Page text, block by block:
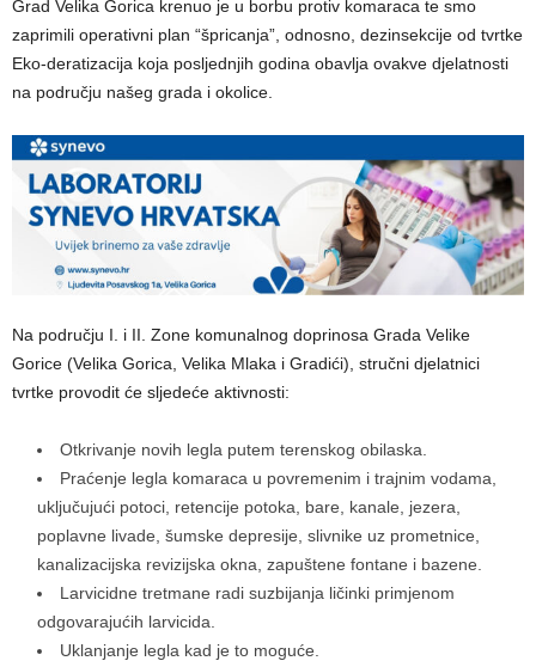
Grad Velika Gorica krenuo je u borbu protiv komaraca te smo
zaprimili operativni plan “špricanja”, odnosno, dezinsekcije od tvrtke
Eko-deratizacija koja posljednjih godina obavlja ovakve djelatnosti
na području našeg grada i okolice.
Na području I. i II. Zone komunalnog doprinosa Grada Velike
Gorice (Velika Gorica, Velika Mlaka i Gradići), stručni djelatnici
tvrtke provodit će sljedeće aktivnosti:
Otkrivanje novih legla putem terenskog obilaska.
Praćenje legla komaraca u povremenim i trajnim vodama,
uključujući potoci, retencije potoka, bare, kanale, jezera,
poplavne livade, šumske depresije, slivnike uz prometnice,
kanalizacijska revizijska okna, zapuštene fontane i bazene.
Larvicidne tretmane radi suzbijanja ličinki primjenom
odgovarajućih larvicida.
Uklanjanje legla kad je to moguće.